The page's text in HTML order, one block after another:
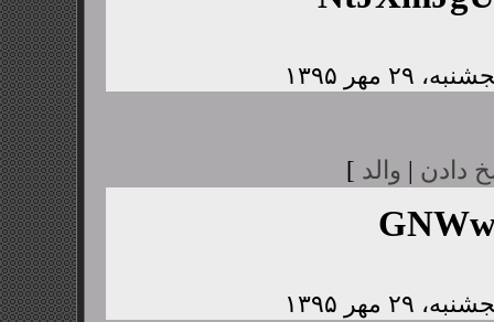
دادن | والد ]